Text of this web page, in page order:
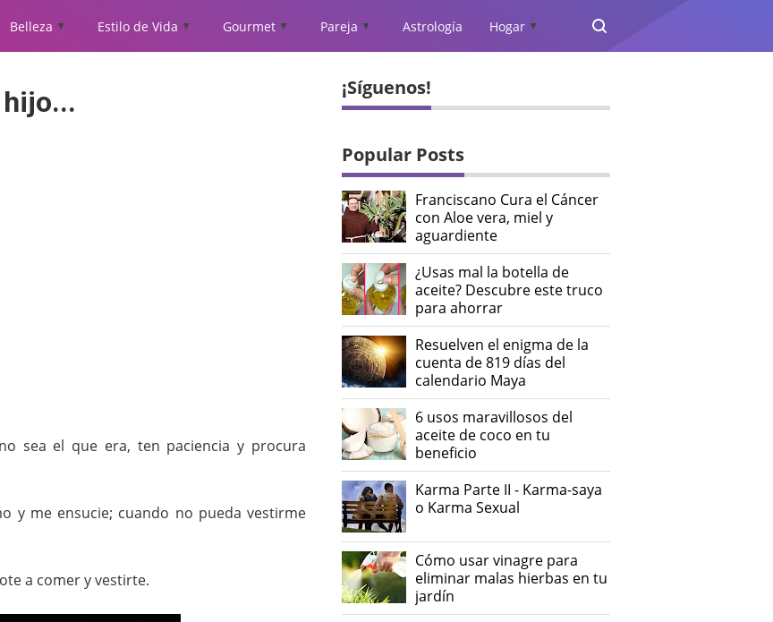
Belleza ▲ Estilo de Vida ▲ Gourmet ▲ Pareja ▲ Astrología Hogar ▲
sea el que era, ten paciencia y procura
y me ensucie; cuando no pueda vestirme
a comer y vestirte.
¡Síguenos!
Popular Posts
Franciscano Cura el Cáncer
con Aloe vera, miel y
aguardiente
¿Usas mal la botella de
aceite? Descubre este truco
para ahorrar
Resuelven el enigma de la
cuenta de 819 días del
calendario Maya
6 usos maravillosos del
aceite de coco en tu
beneficio
Karma Parte II - Karma-saya
o Karma Sexual
Cómo usar vinagre para
eliminar malas hierbas en tu
jardín